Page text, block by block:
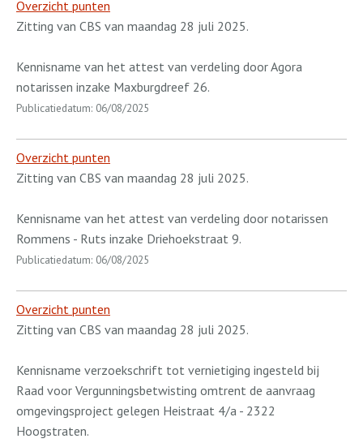
Overzicht punten
Zitting van CBS van maandag 28 juli 2025.
Kennisname van het attest van verdeling door Agora
notarissen inzake Maxburgdreef 26.
Publicatiedatum: 06/08/2025
Overzicht punten
Zitting van CBS van maandag 28 juli 2025.
Kennisname van het attest van verdeling door notarissen
Rommens - Ruts inzake Driehoekstraat 9.
Publicatiedatum: 06/08/2025
Overzicht punten
Zitting van CBS van maandag 28 juli 2025.
Kennisname verzoekschrift tot vernietiging ingesteld bij
Raad voor Vergunningsbetwisting omtrent de aanvraag
omgevingsproject gelegen Heistraat 4/a - 2322
Hoogstraten.